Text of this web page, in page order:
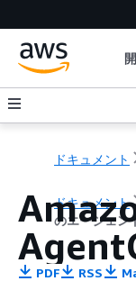
ドキュメント
ドキュメント
のエージェン
PDF RSS